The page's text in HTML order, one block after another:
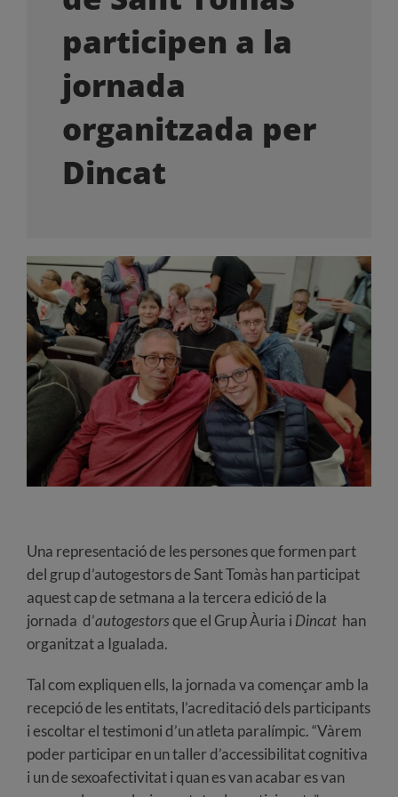
OFERTES LABORALS
COL·LABORA
LA BOTIGA
participen a la
jornada
organitzada per
Dincat
Una representació de les persones que formen part
del grup d’autogestors de Sant Tomàs han participat
aquest cap de setmana a la tercera edició de la
jornada d’autogestorsque el Grup Àuria i Dincat han
organitzat a Igualada.
Tal com expliquen ells, la jornada va començar amb la
recepció de les entitats, l’acreditació dels participants
i escoltar el testimoni d’un atleta paralímpic. “Vàrem
poder participar en un taller d’accessibilitat cognitiva
i un de sexoafectivitat i quan es van acabar es van